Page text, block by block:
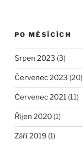
PO MĚSÍCÍCH
Srpen 2023 (3)
Červenec 2023 (20)
Červenec 2021 (11)
Říjen 2020 (1)
Září 2019 (1)